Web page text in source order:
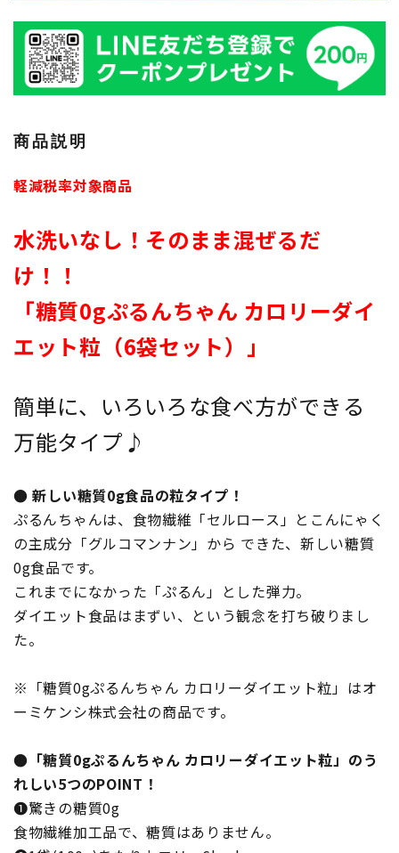
商品説明
軽減税率対象商品
水洗いなし！そのまま混ぜるだ
け！！
「糖質0gぷるんちゃん カロリーダイ
エット粒（6袋セット）」
簡単に、いろいろな食べ方ができる
万能タイプ♪
● 新しい糖質0g食品の粒タイプ！
ぷるんちゃんは、食物繊維「セルロース」とこんにゃく
の主成分「グルコマンナン」から できた、新しい糖質
0g食品です。
これまでになかった「ぷるん」とした弾力。
ダイエット食品はまずい、という観念を打ち破りまし
た。
※「糖質0gぷるんちゃん カロリーダイエット粒」はオ
ーミケンシ株式会社の商品です。
●「糖質0gぷるんちゃん カロリーダイエット粒」のう
れしい5つのPOINT！
❶驚きの糖質0g
食物繊維加工品で、糖質はありません。